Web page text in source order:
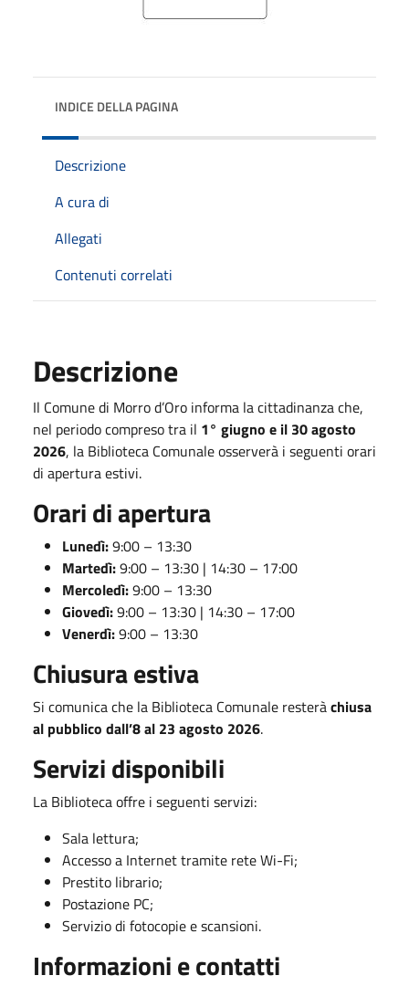
INDICE DELLA PAGINA
Descrizione
A cura di
Allegati
Contenuti correlati
Descrizione
Il Comune di Morro d’Oro informa la cittadinanza che,
nel periodo compreso tra il 1° giugno e il 30 agosto
2026, la Biblioteca Comunale osserverà i seguenti orari
di apertura estivi.
Orari di apertura
Lunedì:9:00 – 13:30
Martedì:9:00 – 13:30 | 14:30 – 17:00
Mercoledì:9:00 – 13:30
Giovedì:9:00 – 13:30 | 14:30 – 17:00
Venerdì:9:00 – 13:30
Chiusura estiva
Si comunica che la Biblioteca Comunale resteràchiusa
al pubblico dall’8 al 23 agosto 2026.
Servizi disponibili
La Biblioteca offre i seguenti servizi:
Sala lettura;
Accesso a Internet tramite rete Wi-Fi;
Prestito librario;
Postazione PC;
Servizio di fotocopie e scansioni.
Informazioni e contatti